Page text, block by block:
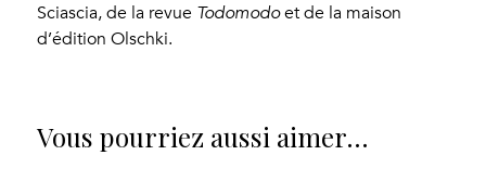
Sciascia, de la revue Todomodoet de la maison
d’édition Olschki.
Vous pourriez aussi aimer…